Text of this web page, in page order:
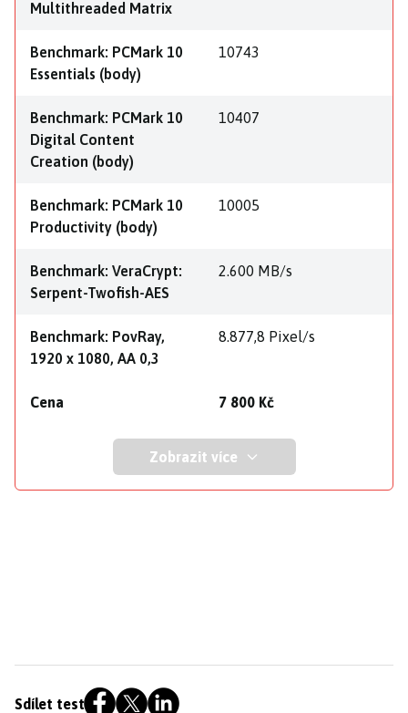
Multithreaded Matrix
Benchmark: PCMark 10
Essentials (body)
10743
Benchmark: PCMark 10
Digital Content
Creation (body)
10407
Benchmark: PCMark 10
Productivity (body)
10005
Benchmark: VeraCrypt:
Serpent-Twofish-AES
2.600 MB/s
Benchmark: PovRay,
1920 x 1080, AA 0,3
8.877,8 Pixel/s
Cena 7 800 Kč
Zobrazit více
Sdílet test